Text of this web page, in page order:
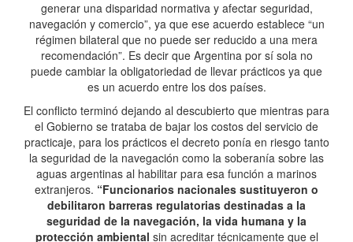
generar una disparidad normativa y afectar seguridad,
navegación y comercio”, ya que ese acuerdo establece “un
régimen bilateral que no puede ser reducido a una mera
recomendación”. Es decir que Argentina por sí sola no
puede cambiar la obligatoriedad de llevar prácticos ya que
es un acuerdo entre los dos países.
El conflicto terminó dejando al descubierto que mientras para
el Gobierno se trataba de bajar los costos del servicio de
practicaje, para los prácticos el decreto ponía en riesgo tanto
la seguridad de la navegación como la soberanía sobre las
aguas argentinas al habilitar para esa función a marinos
extranjeros. “Funcionarios nacionales sustituyeron o
debilitaron barreras regulatorias destinadas a la
seguridad de la navegación, la vida humana y la
protección ambiental sin acreditar técnicamente que el